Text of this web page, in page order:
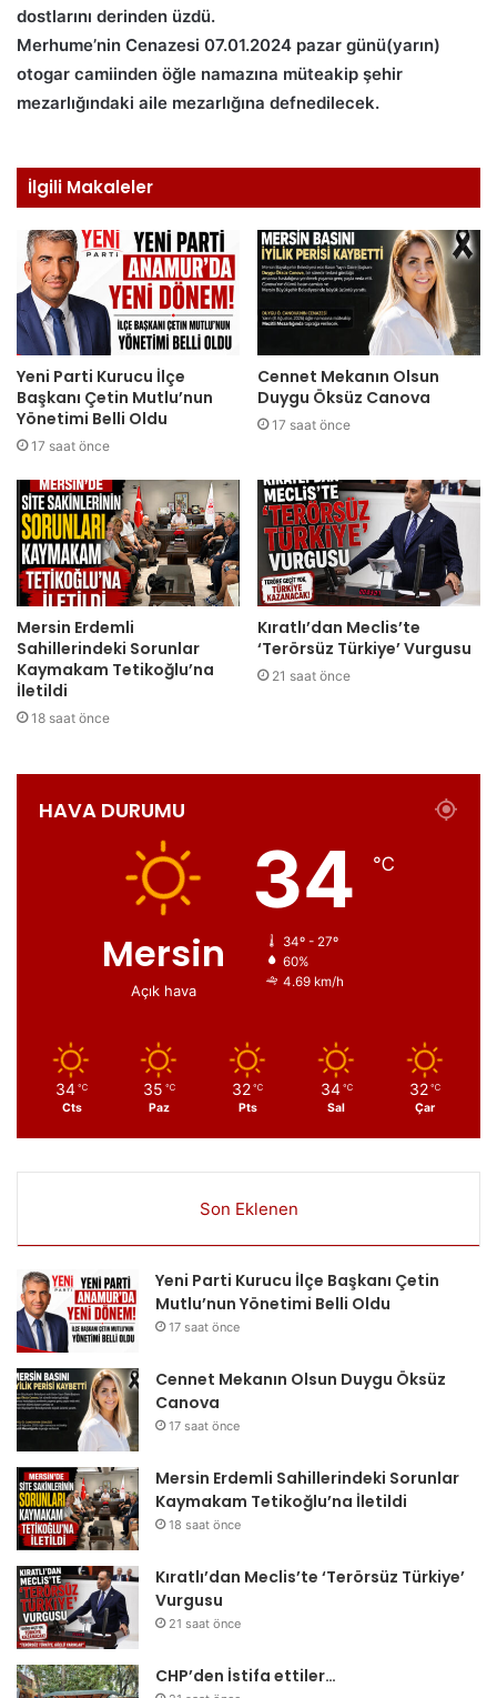
dostlarını derinden üzdü.
Merhume’nin Cenazesi 07.01.2024 pazar günü(yarın)
otogar camiinden öğle namazına müteakip şehir
mezarlığındaki aile mezarlığına defnedilecek.
İlgili Makaleler
Yeni Parti Kurucu İlçe
Başkanı Çetin Mutlu’nun
Yönetimi Belli Oldu
17 saat önce
Cennet Mekanın Olsun
Duygu Öksüz Canova
17 saat önce
Mersin Erdemli
Sahillerindeki Sorunlar
Kaymakam Tetikoğlu’na
İletildi
18 saat önce
Kıratlı’dan Meclis’te
‘Terörsüz Türkiye’ Vurgusu
21 saat önce
HAVA DURUMU
Mersin
Açık hava
34 ℃
34º - 27º
60%
4.69 km/h
34 ℃
Cts
35 ℃
Paz
32 ℃
Pts
34 ℃
Sal
32 ℃
Çar
Son Eklenen
Yeni Parti Kurucu İlçe Başkanı Çetin
Mutlu’nun Yönetimi Belli Oldu
17 saat önce
Cennet Mekanın Olsun Duygu Öksüz
Canova
17 saat önce
Mersin Erdemli Sahillerindeki Sorunlar
Kaymakam Tetikoğlu’na İletildi
18 saat önce
Kıratlı’dan Meclis’te ‘Terörsüz Türkiye’
Vurgusu
21 saat önce
CHP’den İstifa ettiler…